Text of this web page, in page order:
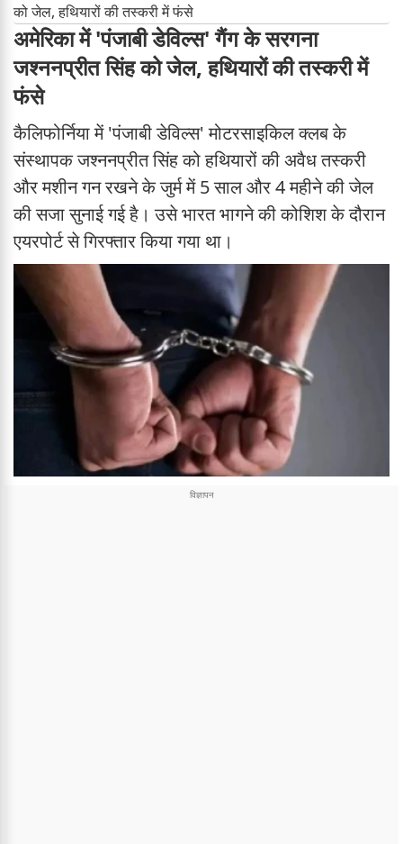
को जेल, हथियारों की तस्करी में फंसे
अमेरिका में 'पंजाबी डेविल्स' गैंग के सरगना
जश्ननप्रीत सिंह को जेल, हथियारों की तस्करी में
फंसे
कैलिफोर्निया में 'पंजाबी डेविल्स' मोटरसाइकिल क्लब के
संस्थापक जश्ननप्रीत सिंह को हथियारों की अवैध तस्करी
और मशीन गन रखने के जुर्म में 5 साल और 4 महीने की जेल
की सजा सुनाई गई है। उसे भारत भागने की कोशिश के दौरान
एयरपोर्ट से गिरफ्तार किया गया था।